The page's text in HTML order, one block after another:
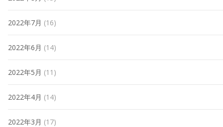
2022年7月 (16)
2022年6月 (14)
2022年5月 (11)
2022年4月 (14)
2022年3月 (17)